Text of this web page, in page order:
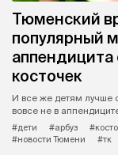
Тюменский
популярный
аппендицита
косточек
И все же детям лучше
вовсе не в
#дети
#арбуз
#новости Тюмени
#тк